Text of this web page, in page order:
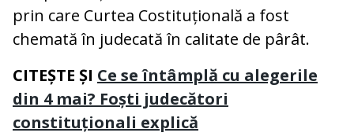
prin care Curtea Costituțională a fost
chemată în judecată în calitate de pârât.
CITEȘTE ȘI Ce se întâmplă cu alegerile
din 4 mai? Foști judecători
constituționali explică